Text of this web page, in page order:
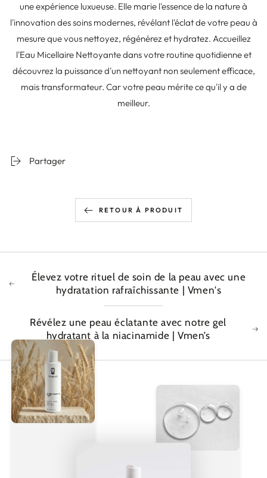
une expérience luxueuse. Elle marie l'essence de la nature à
l'innovation des soins modernes, révélant l'éclat de votre peau à
mesure que vous nettoyez, régénérez et hydratez. Accueillez
l'Eau Micellaire Nettoyante dans votre routine quotidienne et
découvrez la puissance d'un nettoyant non seulement efficace,
mais transformateur. Car votre peau mérite ce qu'il y a de
meilleur.
Partager
RETOUR À PRODUIT
Élevez votre rituel de soin de la peau avec une
hydratation rafraîchissante | Vmen's
Révélez une peau éclatante avec notre gel
hydratant à la niacinamide | Vmen’s